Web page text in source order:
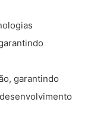
garantindo